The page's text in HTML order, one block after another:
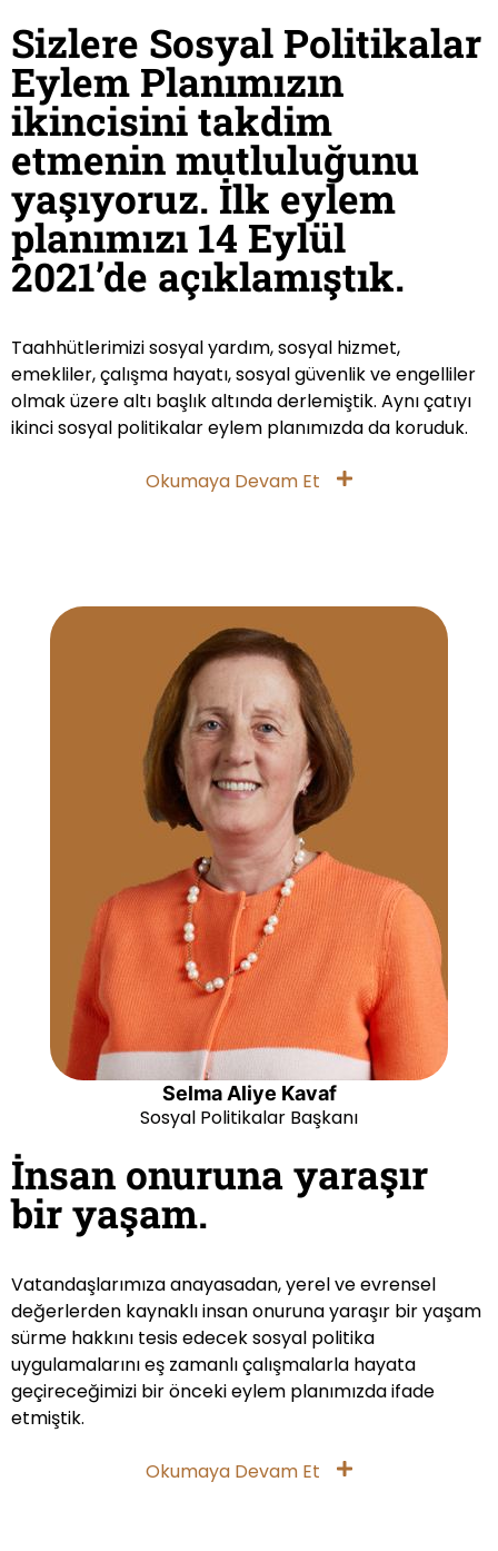
Sizlere Sosyal Politikalar
Eylem Planımızın
ikincisini takdim
etmenin mutluluğunu
yaşıyoruz. İlk eylem
planımızı 14 Eylül
2021’de açıklamıştık.
Taahhütlerimizi sosyal yardım, sosyal hizmet,
emekliler, çalışma hayatı, sosyal güvenlik ve engelliler
olmak üzere altı başlık altında derlemiştik. Aynı çatıyı
ikinci sosyal politikalar eylem planımızda da koruduk.
Okumaya Devam Et
Selma Aliye Kavaf
Sosyal Politikalar Başkanı
İnsan onuruna yaraşır
bir yaşam.
Vatandaşlarımıza anayasadan, yerel ve evrensel
değerlerden kaynaklı insan onuruna yaraşır bir yaşam
sürme hakkını tesis edecek sosyal politika
uygulamalarını eş zamanlı çalışmalarla hayata
geçireceğimizi bir önceki eylem planımızda ifade
etmiştik.
Okumaya Devam Et